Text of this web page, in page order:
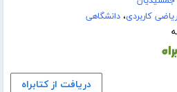
ریاضی کاربردی،دانشگاهی
دریافت از کتابراه